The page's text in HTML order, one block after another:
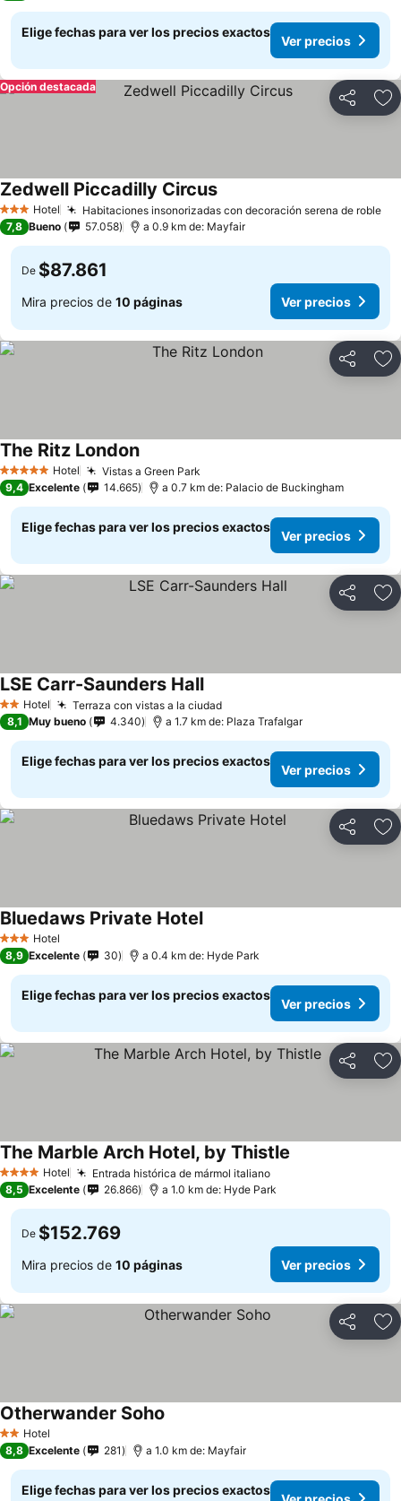
Elige fechas para ver los precios exactos
Ver precios
Compartir
Opción destacada
3 Estrellas
Hotel Habitaciones insonorizadas con decoración serena de roble
Zedwell Piccadilly CircusVer precios
7,8 Bueno 57.058 a 0.9 km de: Mayfair
De $87.861
Mira precios de 10 páginas Ver precios
Compartir
5 Estrellas Hotel Vistas a Green Park
The Ritz LondonVer precios
9,4 Excelente 14.665 a 0.7 km de: Palacio de Buckingham
Elige fechas para ver los precios exactos
Ver precios
Compartir
2 Estrellas
Hotel Terraza con vistas a la ciudadVer precios
LSE Carr-Saunders HallVer precios
8,1 Muy bueno 4.340 a 1.7 km de: Plaza Trafalgar
Elige fechas para ver los precios exactos
Ver precios
Compartir
3 Estrellas
Hotel
Bluedaws Private HotelVer precios
8,9 Excelente 30 a 0.4 km de: Hyde Park
Elige fechas para ver los precios exactos
Ver precios
Compartir
4 EstrellasHotel Entrada histórica de mármol italianoVer precios
The Marble Arch Hotel, by Thistle
8,5 Excelente 26.866 a 1.0 km de: Hyde Park
De $152.769
Mira precios de 10 páginas Ver precios
Compartir
2 Estrellas
Hotel
Otherwander Soho
8,8 Excelente 281 a 1.0 km de: Mayfair
Elige fechas para ver los precios exactos